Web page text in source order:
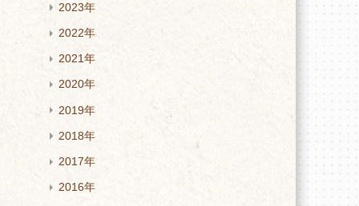
2023年
2022年
2021年
2020年
2019年
2018年
2017年
2016年